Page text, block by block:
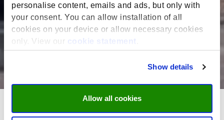
personalise content, emails and ads, but only with
your consent. You can allow installation of all
cookies on your device or allow necessary cookies
only. View our
cookie statement
Show details
Allow all cookies